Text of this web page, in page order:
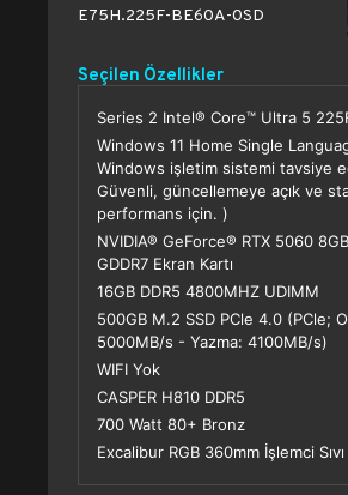
E75H.225F-BE60A-0SD
Seçilen Özellikler
Series 2 Intel® Core™ Ultra 5
Windows 11 Home Single
Windows işletim sistemi tavsiye
Güvenli, güncellemeye açık ve
performans için. )
NVIDIA® GeForce® RTX 5060
GDDR7 Ekran Kartı
16GB DDR5 4800MHZ UDIMM
500GB M.2 SSD PCle 4.0 (PCle;
5000MB/s - Yazma: 4100MB/s)
WIFI Yok
CASPER H810 DDR5
700 Watt 80+ Bronz
Excalibur RGB 360mm İşlemci